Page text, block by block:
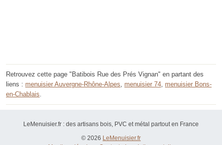
Retrouvez cette page "Batibois Rue des Prés Vignan" en partant des
liens : menuisier Auvergne-Rhône-Alpes menuisier 74 menuisier Bons-
en-Chablais
LeMenuisier.fr : des artisans bois, PVC et métal partout en France
© 2026 LeMenuisier.fr